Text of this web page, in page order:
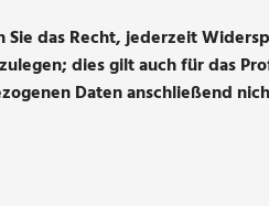
das Recht, jederzeit
dies gilt auch für das
Daten anschließend